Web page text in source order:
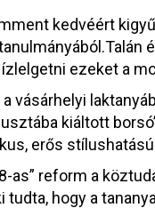
kedvéért
ezeket a
vásárhelyi
kiáltott
erős
as” reform a
tudta, hogy a